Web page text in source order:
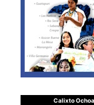
Calixto